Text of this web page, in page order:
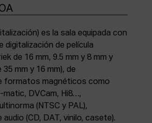
es la sala equipada con
digitalización de película
de 16 mm, 9.5 mm y 8 mm y
mm y 16 mm), de
formatos magnéticos como
matic, DVCam, Hi8…,
(NTSC y PAL),
(CD, DAT, vinilo, casete).